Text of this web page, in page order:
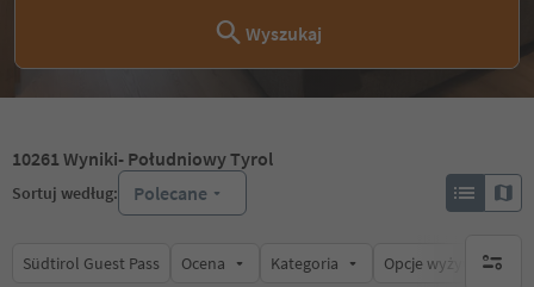
Wyszukaj
10261 Wyniki- Południowy Tyrol
Sortuj według: Polecane
Südtirol Guest Pass Ocena Kategoria Opcje wyżywieniabrak